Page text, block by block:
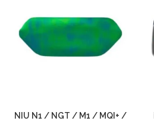
NIU N1 / NGT / M1 / MQI+ /